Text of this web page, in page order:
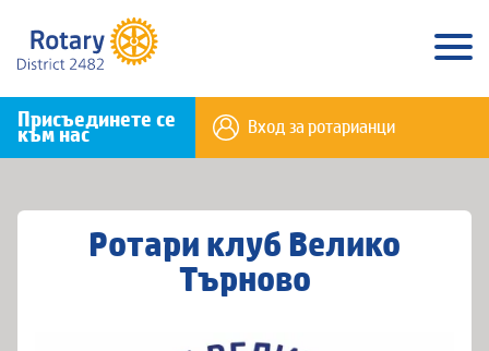
Присъединете се
към нас Вход за ротарианци
Ротари клуб Велико
Търново